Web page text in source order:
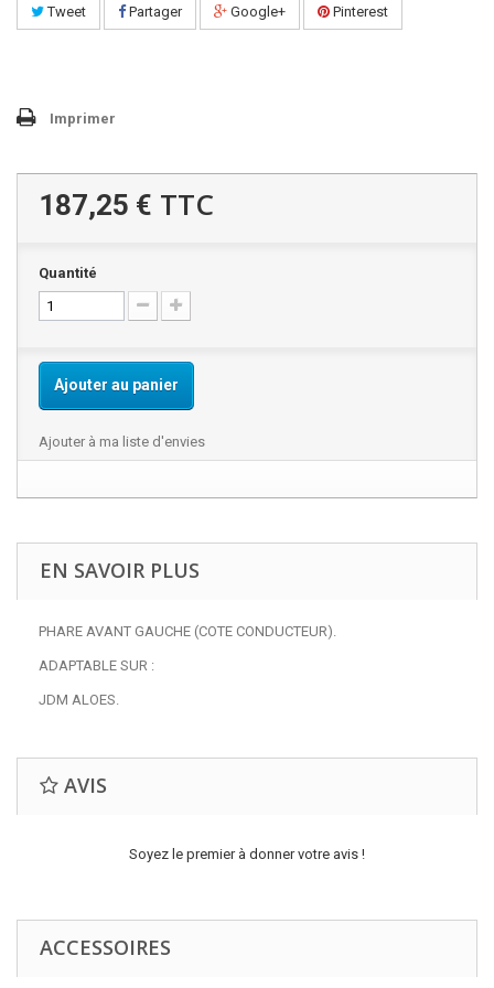
Tweet Partager Google+ Pinterest
Imprimer
187,25 € TTC
Quantité
Ajouter au panier
Ajouter à ma liste d'envies
EN SAVOIR PLUS
PHARE AVANT GAUCHE (COTE CONDUCTEUR).
ADAPTABLE SUR :
JDM ALOES.
AVIS
Soyez le premier à donner votre avis !
ACCESSOIRES